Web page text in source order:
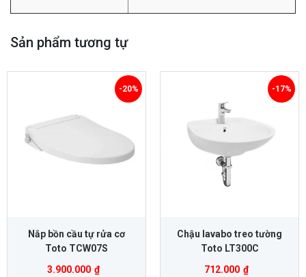
Sản phẩm tương tự
Nắp bồn cầu tự rửa cơ
Toto TCW07S
3.900.000 ₫
-20%
Chậu lavabo treo tường
Toto LT300C
712.000 ₫
-17%